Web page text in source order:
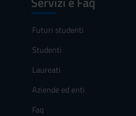
Futuri studenti
Studenti
Laureati
Aziende ed enti
Faq